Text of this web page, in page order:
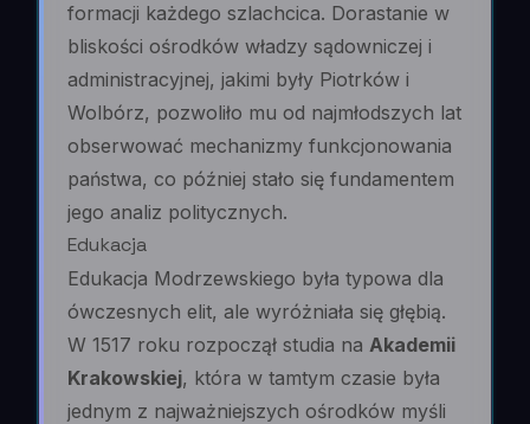
formacji każdego szlachcica. Dorastanie w
bliskości ośrodków władzy sądowniczej i
administracyjnej, jakimi były Piotrków i
Wolbórz, pozwoliło mu od najmłodszych lat
obserwować mechanizmy funkcjonowania
państwa, co później stało się fundamentem
jego analiz politycznych.
Edukacja
Edukacja Modrzewskiego była typowa dla
ówczesnych elit, ale wyróżniała się głębią.
W 1517 roku rozpoczął studia na Akademii
Krakowskiej, która w tamtym czasie była
jednym z najważniejszych ośrodków myśli